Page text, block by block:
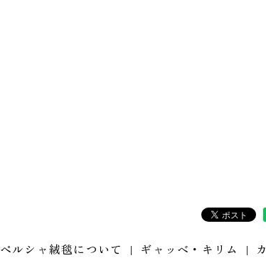
ペルシャ絨毯について ギャッベ・キリム